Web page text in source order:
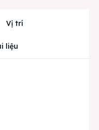
Vị trí
liệu